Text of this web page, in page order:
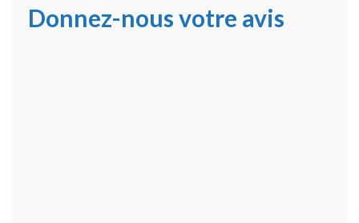
Donnez-nous votre avis